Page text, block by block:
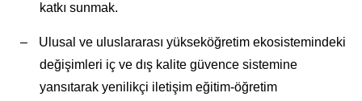
katkı sunmak.
–
Ulusal ve uluslararası yükseköğretim ekosistemindeki
değişimleri iç ve dış kalite güvence sistemine
yansıtarak yenilikçi iletişim eğitim-öğretim